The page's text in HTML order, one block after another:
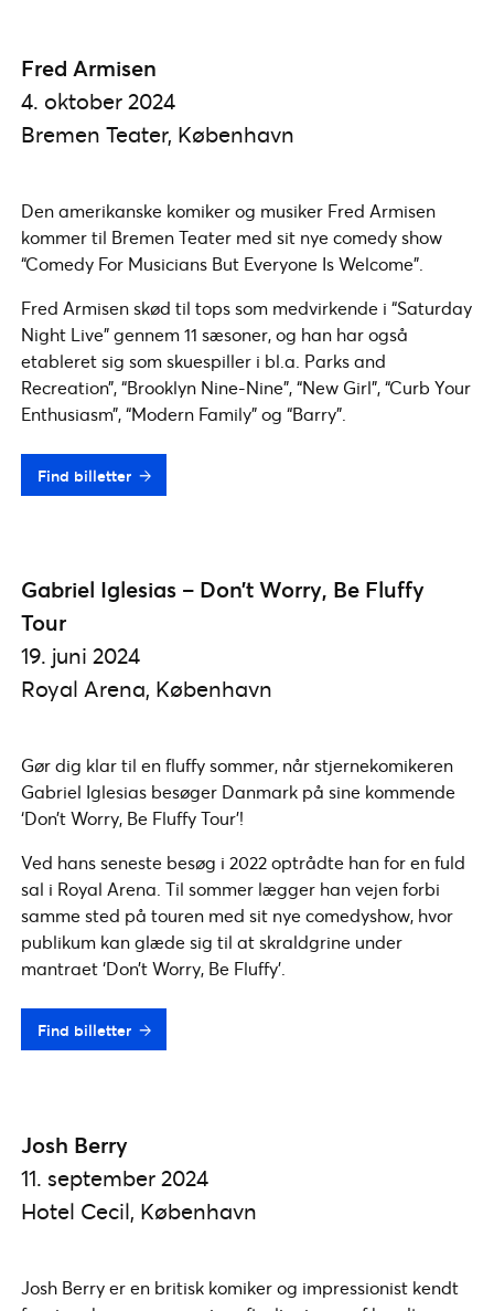
Fred Armisen
4. oktober 2024
Bremen Teater, København
Den amerikanske komiker og musiker Fred Armisen
kommer til Bremen Teater med sit nye comedy show
“Comedy For Musicians But Everyone Is Welcome”.
Fred Armisen skød til tops som medvirkende i “Saturday
Night Live” gennem 11 sæsoner, og han har også
etableret sig som skuespiller i bl.a. Parks and
Recreation”, “Brooklyn Nine-Nine”, “New Girl”, “Curb Your
Enthusiasm”, “Modern Family” og “Barry”.
Find billetter
Gabriel Iglesias – Don’t Worry, Be Fluffy
Tour
19. juni 2024
Royal Arena, København
Gør dig klar til en fluffy sommer, når stjernekomikeren
Gabriel Iglesias besøger Danmark på sine kommende
‘Don’t Worry, Be Fluffy Tour’!
Ved hans seneste besøg i 2022 optrådte han for en fuld
sal i Royal Arena. Til sommer lægger han vejen forbi
samme sted på touren med sit nye comedyshow, hvor
publikum kan glæde sig til at skraldgrine under
mantraet ‘Don’t Worry, Be Fluffy’.
Find billetter
Josh Berry
11. september 2024
Hotel Cecil, København
Josh Berry er en britisk komiker og impressionist kendt